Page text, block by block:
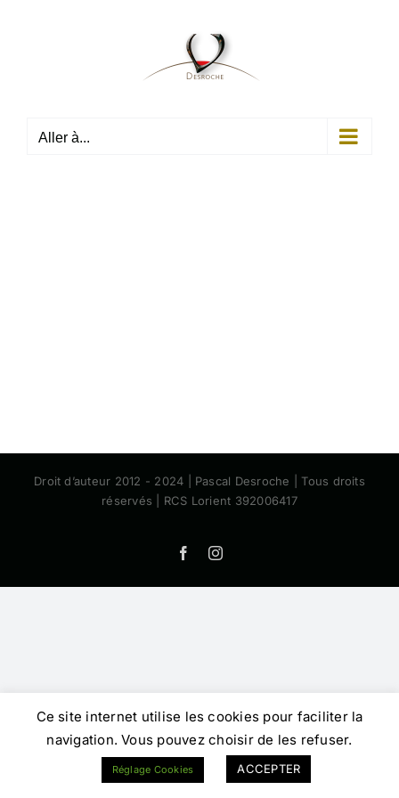
Aller à...
Droit d’auteur 2012 - 2024 | Pascal Desroche | Tous droits
réservés | RCS Lorient 392006417
FacebookInstagram
Ce site internet utilise les cookies pour faciliter la
navigation. Vous pouvez choisir de les refuser.
Réglage Cookies ACCEPTER